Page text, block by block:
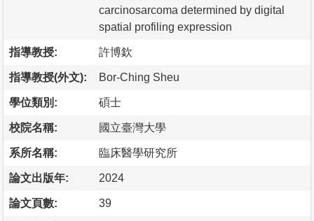
carcinosarcoma determined by digital
spatial profiling expression
指導教授: 許博欽
指導教授(外文): Bor-Ching Sheu
學位類別: 碩士
校院名稱: 國立臺灣大學
系所名稱: 臨床醫學研究所
論文出版年: 2024
論文頁數: 39